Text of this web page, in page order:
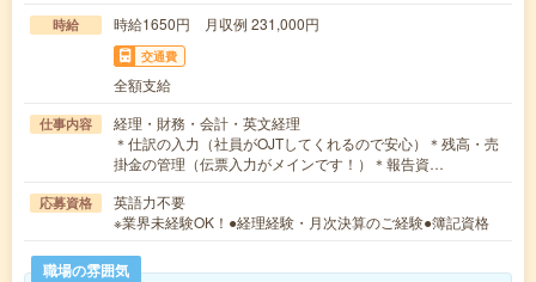
時給 時給1650円 月収例 231,000円
交通費
全額支給
仕事内容
経理・財務・会計・英文経理
＊仕訳の入力（社員がOJTしてくれるので安心）＊残高・売
掛金の管理（伝票入力がメインです！）＊報告資…
応募資格
英語力不要
※業界未経験OK！●経理経験・月次決算のご経験●簿記資格
職場の雰囲気